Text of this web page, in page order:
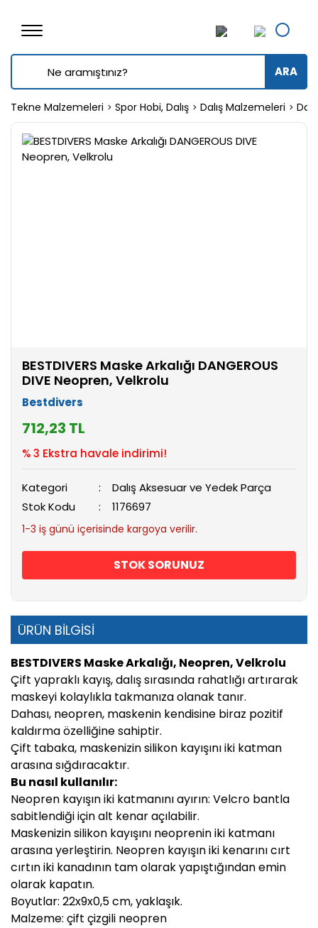
ARA
Tekne Malzemeleri Spor Hobi, Dalış Dalış Malzemeleri
BESTDIVERS Maske Arkalığı DANGEROUS
DIVE Neopren, Velkrolu
Bestdivers
712,23 TL
% 3 Ekstra havale indirimi!
Kategori
Dalış Aksesuar ve Yedek Parça
Stok Kodu
1176697
1-3 iş günü içerisinde kargoya verilir.
STOK SORUNUZ
ÜRÜN BİLGİSİ
BESTDIVERS Maske Arkalığı, Neopren, Velkrolu
Çift yapraklı kayış, dalış sırasında rahatlığı artırarak
maskeyi kolaylıkla takmanıza olanak tanır.
Dahası, neopren, maskenin kendisine biraz pozitif
kaldırma özelliğine sahiptir.
Çift tabaka, maskenizin silikon kayışını iki katman
arasına sığdıracaktır.
Bu nasıl kullanılır:
Neopren kayışın iki katmanını ayırın: Velcro bantla
sabitlendiği için alt kenar açılabilir.
Maskenizin silikon kayışını neoprenin iki katmanı
arasına yerleştirin. Neopren kayışın iki kenarını cırt
cırtın iki kanadının tam olarak yapıştığından emin
olarak kapatın.
Boyutlar: 22x9x0,5 cm, yaklaşık.
Malzeme: çift çizgili neopren